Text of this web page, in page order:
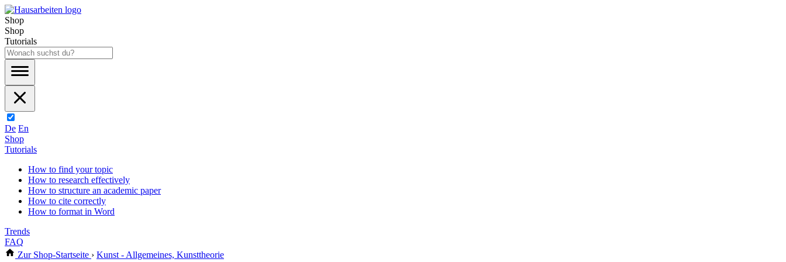
Shop
Shop
Tutorials
De En
Shop
Tutorials
How to find your topic
How to research effectively
How to structure an academic paper
How to cite correctly
How to format in Word
Trends
FAQ
Zur Shop-Startseite › Kunst - Allgemeines, Kunsttheorie